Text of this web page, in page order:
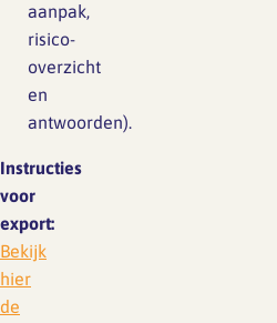
aanpak,
risico-
overzicht
en
antwoorden).
Instructies
voor
export:
Bekijk
hier
de